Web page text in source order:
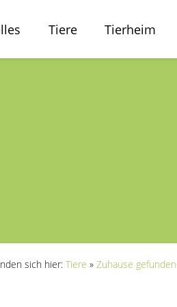
Tiere Tierheim
sich hier: Tiere » Zuhause gefunden